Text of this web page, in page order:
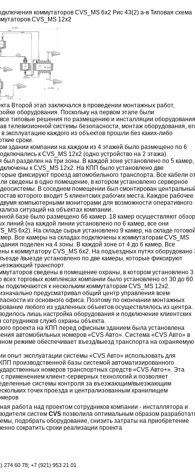
коммутаторов CVS_MS 6x2 Рис 43(2) а-в Типовая схема
CVS_MS 12x2
Второй этап заключался в проведении монтажных работ,
оборудования. Поскольку на первом этапе были
типовые решения по размещению и инсталляции
телевизионной системы безопасности, монтаж оборудования,
эксплуатацию каждого из объектов прошли без каких-либо
сроки.
здании компании на каждом из 4 этажей было размещено по 6
к CVS_MS 12x2 (одно устройство на 2 этажа).
был разделен на три зоны. В каждой зоне установлено по 5 камер,
к CVS_MS 12x2. На КПП было установлено две
фиксируют проезд автомобильного транспорта. Все кабели
сведены в одно помещение, в котором установлено серверное
В соседнем помещении был смонтирован
которого входит 5 клиентских рабочих места. Каждое рабочее
компьютерными мониторами для возможности оперативного
ситуаций на объектах компании.
базе было размещено 66 камер. 18 камер осуществляют
линий (на каждой линии установлено по 6 камер, все они
6x2). На складе сырья установлено 9 камер, на складе
Все камеры на складах подключены к коммутаторам CVS_MS
поделен на 4 зоны. В каждой зоне от 4 до 6 камер. Все
к коммутатору CVS_MS 6x2. На подъездных путях оборудовано
/выезде установлено по две камеры, которые фиксируют
транспорт.
сведены в помещение охраны, в котором установлено 3
всех торговых комплексах компании было установлено от 30 до 60
подключаются к нескольким коммутаторам CVS_MS 12x2.
предусматривал общий центр управления всем
из основного офиса. Поэтому по окончании монтажных
любого из удаленных объектов осуществлялось из центра.
лишь настройка оборудования и подключение клиентских
сотрудников служб охраны объекта.
проекта на КПП перед офисным зданием была установлена
автомобильных номеров «CVS Авто». Система «CVS Авто» в
режиме обеспечивает въезд/выезд транспорта на охраняемую
опыт эксплуатации системы «CVS Авто» использовать для
производственной базы системой автоматизированного
номеров транспортных средств «CVS Авто+». Эта
применением клиент-серверных технологий и позволяет
системы контроля за въезжающим/выезжающим
точек проезда и централизованным хранилищем
работа над проектом сотрудников компании - инсталлятора и
систем CVS позволила оптимальным образом
подобрать оборудование, снизить затраты на приобретение
сократить сроки реализации проекта
274 60 78; +7 (921) 953 21 01